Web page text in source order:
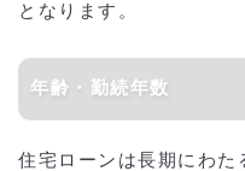
となります。
年齢・勤続年数
住宅ローンは長期にわた